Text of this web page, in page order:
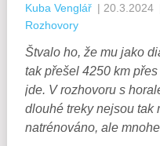
Kuba Venglář | 20.3.2024
Rozhovory
Štvalo ho, že mu jako
tak přešel 4250 km
jde. V rozhovoru s
dlouhé treky nejsou tak
natrénováno, ale